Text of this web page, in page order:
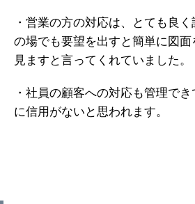
・営業の方の対応は、とても良
の場でも要望を出すと簡単に図
見ますと言ってくれていました。
・社員の顧客への対応も管理で
に信用がないと思われます。